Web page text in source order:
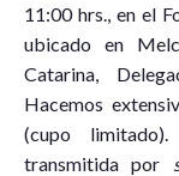
11:00 hrs., en el
ubicado en
Catarina,
Hacemos
(cupo
transmitida por